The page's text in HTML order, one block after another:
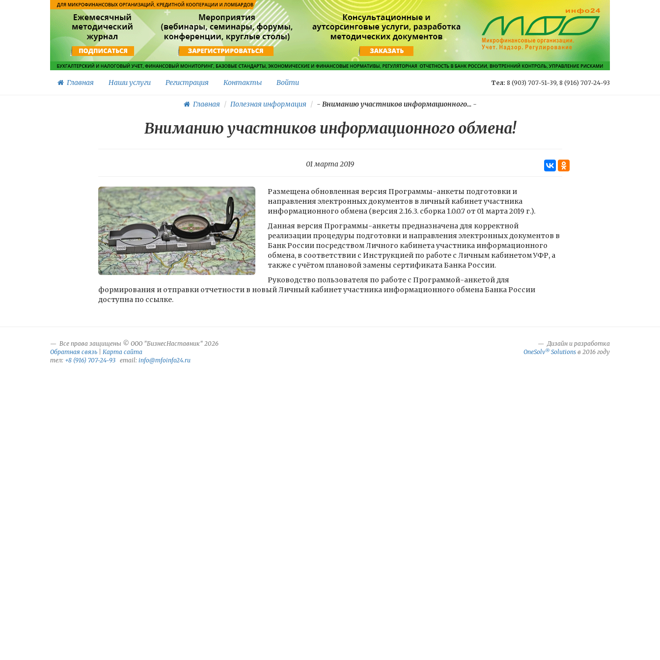
Главная Наши услуги Регистрация Контакты Войти Тел: 8 (903) 707-51-39, 8 (916) 707-24-93
Главная Полезная информация - Вниманию участников информационного...-
Вниманию участников информационного обмена!
01 марта 2019
Размещена обновленная версия Программы-анкеты подготовки и
направления электронных документов в личный кабинет участника
информационного обмена (версия 2.16.3. сборка 1.0.0.7 от 01 марта 2019 г.).
Данная версия Программы-анкеты предназначена для корректной
реализации процедуры подготовки и направления электронных документов в
Банк России посредством Личного кабинета участника информационного
обмена, в соответствии с Инструкцией по работе с Личным кабинетом УФР, а
также с учётом плановой замены сертификата Банка России.
Руководство пользователя по работе с Программой-анкетой для
формирования и отправки отчетности в новый Личный кабинет участника информационного обмена Банка России
доступна по ссылке.
Все права защищены © ООО "БизнесНаставник" 2026
Обратная связь
Карта сайта
тел: +8 (916) 707-24-93 email: info@mfoinfo24.ru
Дизайн и разработка
OneSolv® Solutions в 2016 году